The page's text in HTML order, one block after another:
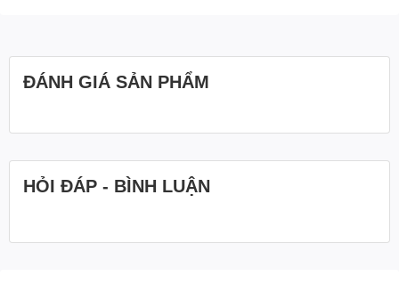
ĐÁNH GIÁ SẢN PHẨM
HỎI ĐÁP - BÌNH LUẬN